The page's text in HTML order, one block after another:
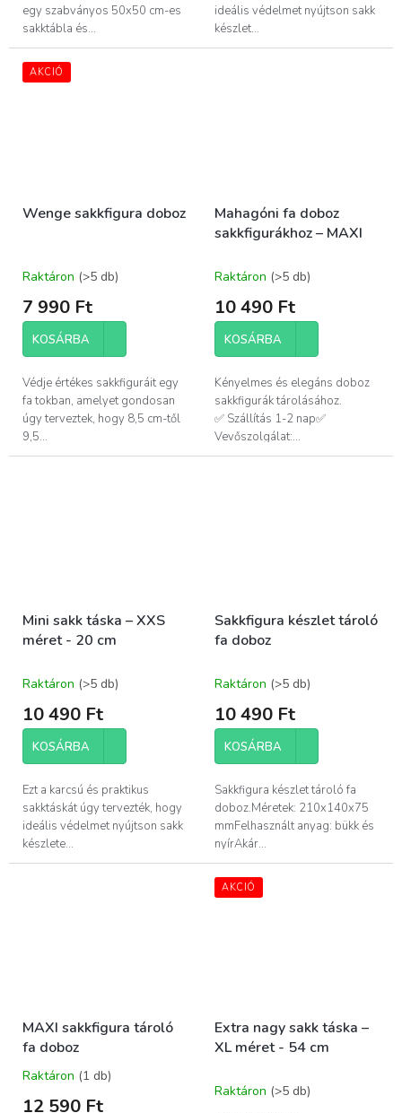
egy szabványos 50x50 cm-es
sakktábla és...
ideális védelmet nyújtson sakk
készlet...
AKCIÓ
Wenge sakkfigura doboz
Raktáron (>5 db)
7 990 Ft
KOSÁRBA
Védje értékes sakkfiguráit egy
fa tokban, amelyet gondosan
úgy terveztek, hogy 8,5 cm-től
9,5...
Mahagóni fa doboz
sakkfigurákhoz – MAXI
Raktáron (>5 db)
10 490 Ft
KOSÁRBA
Kényelmes és elegáns doboz
sakkfigurák tárolásához.
✅ Szállítás 1-2 nap✅
Vevőszolgálat:...
Mini sakk táska – XXS
méret - 20 cm
Raktáron (>5 db)
10 490 Ft
KOSÁRBA
Ezt a karcsú és praktikus
sakktáskát úgy tervezték, hogy
ideális védelmet nyújtson sakk
készlete...
Sakkfigura készlet tároló
fa doboz
Raktáron (>5 db)
10 490 Ft
KOSÁRBA
Sakkfigura készlet tároló fa
doboz.Méretek: 210x140x75
mmFelhasznált anyag: bükk és
nyírAkár...
MAXI sakkfigura tároló
fa doboz
A
termék
Raktáron (1 db)
12 590 Ft
AKCIÓ
Extra nagy sakk táska –
XL méret - 54 cm
Raktáron (>5 db)